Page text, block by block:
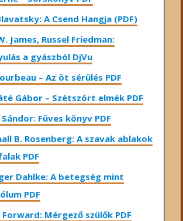
A Csend Hangja (PDF)
James, Russel Friedman:
a gyászból DjVu
– Az öt sérülés PDF
Gábor – Szétszórt elmék PDF
Füves könyv PDF
B. Rosenberg: A szavak ablakok
PDF
Dahlke: A betegség mint
PDF
Forward: Mérgező szülők PDF